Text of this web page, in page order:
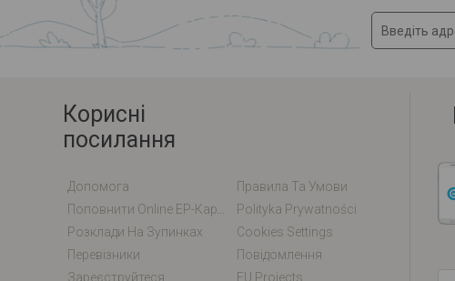
Корисні
посилання
Допомога
Правила Та Умови
Polityka Prywatności
Розклади На Зупинках
Cookies Settings
Перевізники
Повідомлення
Зареєструйтеся
EU Projects